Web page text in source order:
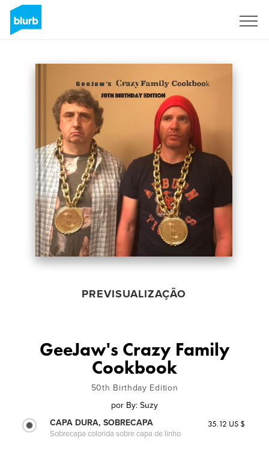
PREVISUALIZAÇÃO
GeeJaw's Crazy Family
Cookbook
50th Birthday Edition
por By: Suzy
CAPA DURA, SOBRECAPA
Sobrecapa colorida sobre capa de linho
35.12 US $